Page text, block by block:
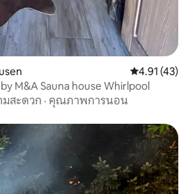
คะแนนเฉลี่ย
4.91 (43)
M&A Sauna house Whirlpool
มสะดวก · คุณภาพการนอน